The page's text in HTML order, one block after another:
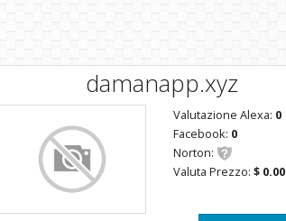
damanapp.xyz
Valutazione Alexa: 0
Facebook: 0
Norton:
Valuta Prezzo: $ 0.00